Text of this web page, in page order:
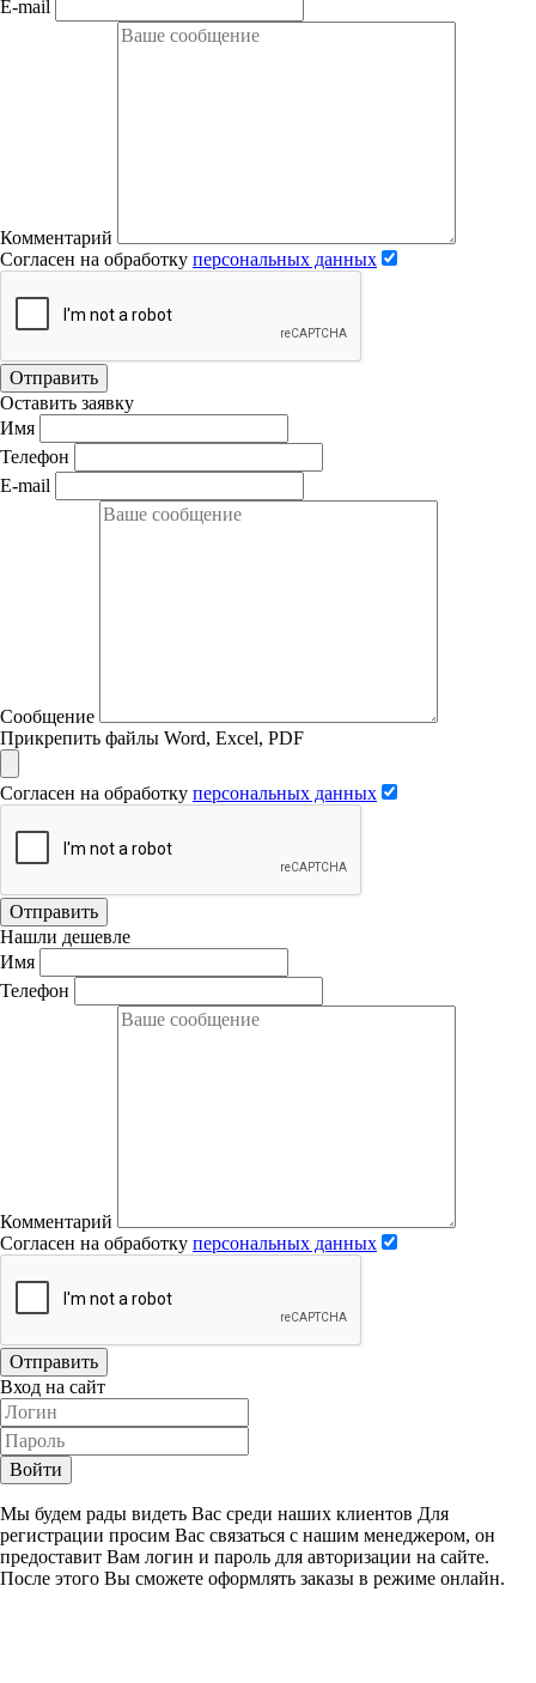
E-mail
Комментарий
Согласен на обработку персональных данных
Отправить
Оставить заявку
Имя
Телефон
E-mail
Сообщение
Прикрепить файлы Word, Excel, PDF
Согласен на обработку персональных данных
Отправить
Нашли дешевле
Имя
Телефон
Комментарий
Согласен на обработку персональных данных
Отправить
Вход на сайт
Войти
Мы будем рады видеть Вас среди наших клиентов Для
регистрации просим Вас связаться с нашим менеджером, он
предоставит Вам логин и пароль для авторизации на сайте.
После этого Вы сможете оформлять заказы в режиме онлайн.